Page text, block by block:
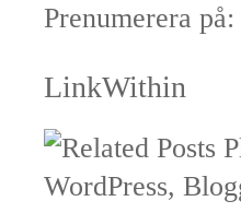
Prenumerera på:
LinkWithin